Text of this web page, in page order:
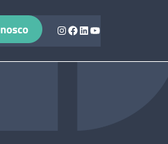
Instagram
Facebook
LinkedIn
Youtube